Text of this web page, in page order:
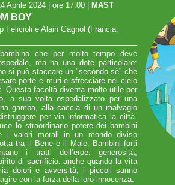
Aprile 2024 | ore 17:00 MAST
BOY
Felicioli e Alain Gagnol (Francia,
che per molto tempo deve
ma ha una dote particolare:
si può staccare un "secondo sè" che
porte e muri e sfrecciare nel cielo
Questa facoltà diventa molto utile per
a sua volta ospedalizzato per una
gamba, alla caccia di un malvagio
per via informatica la città.
lo straordinario potere dei bambini
i valori morali in un mondo diviso
tra il Bene e il Male. Bambini forti
i tratti dell’eroe: generosità,
di sacrificio: anche quando la vita
dolori e avversità, i piccoli sanno
con la forza della loro innocenza.